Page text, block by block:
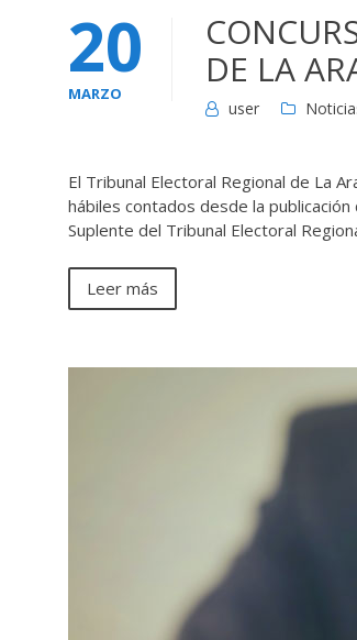
20
MARZO
DE LA
user
El Tribunal Electoral Regional de La
hábiles contados desde la
Suplente del Tribunal Electoral
Leer más